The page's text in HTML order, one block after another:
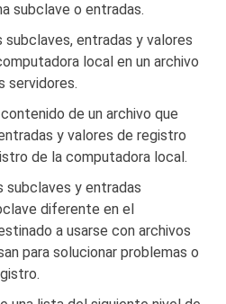
subclave o entradas.
subclaves, entradas y valores
local en un archivo
servidores.
de un archivo que
y valores de registro
de la computadora local.
subclaves y entradas
diferente en el
a usarse con archivos
para solucionar problemas o